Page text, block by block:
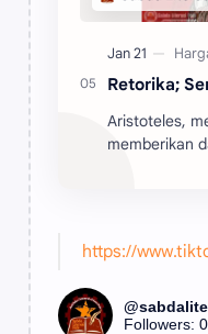
Retorika;
Aristoteles,
memberikan
https://
Followers: 0